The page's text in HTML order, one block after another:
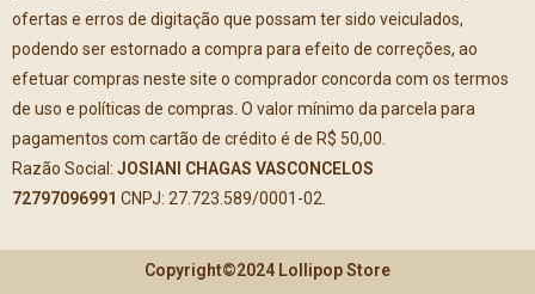
ofertas e erros de digitação que possam ter sido veiculados,
podendo ser estornado a compra para efeito de correções, ao
efetuar compras neste site o comprador concorda com os termos
de uso e políticas de compras. O valor mínimo da parcela para
pagamentos com cartão de crédito é de R$ 50,00.
Razão Social: JOSIANI CHAGAS VASCONCELOS
72797096991 CNPJ: 27.723.589/0001-02.
Copyright©2024 Lollipop Store